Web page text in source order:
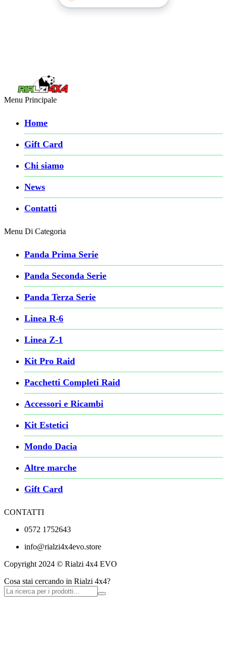
Menu Principale
Home
Gift Card
Chi siamo
News
Contatti
Menu Di Categoria
Panda Prima Serie
Panda Seconda Serie
Panda Terza Serie
Linea R-6
Linea Z-1
Kit Pro Raid
Pacchetti Completi Raid
Accessori e Ricambi
Kit Estetici
Mondo Dacia
Altre marche
Gift Card
CONTATTI
0572 1752643
info@rialzi4x4evo.store
Copyright 2024 © Rialzi 4x4 EVO
Cosa stai cercando in Rialzi 4x4?